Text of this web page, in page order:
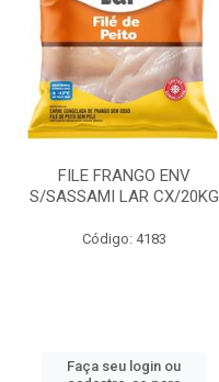
FILE FRANGO ENV
S/SASSAMI LAR CX/20KG
Código: 4183
Faça seu login ou